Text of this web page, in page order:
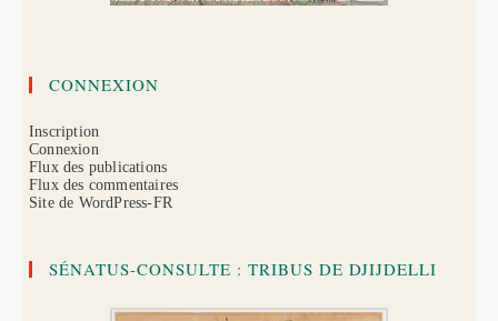
CONNEXION
Inscription
Connexion
Flux des publications
Flux des commentaires
Site de WordPress-FR
SÉNATUS-CONSULTE : TRIBUS DE DJIJDELLI